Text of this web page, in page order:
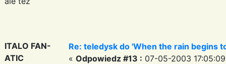
ITALO FAN-
ATIC
Re: teledysk do 'When the rain begins
« Odpowiedz #13 : 07-05-2003